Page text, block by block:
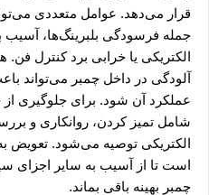
قرار می‌دهد. عوامل متعددی
جمله فرسودگی بلبرینگ‌ها، آسیب
الکتریکی یا خرابی برد کنترل
آلودگی در داخل چمبر می‌تواند
عملکرد آن شود. برای جلوگیری
شامل تمیز کردن، روانکاری و
الکتریکی توصیه می‌شود. تعویض
است تا از آسیب به سایر اجزای
چمبر بهینه باقی بماند.